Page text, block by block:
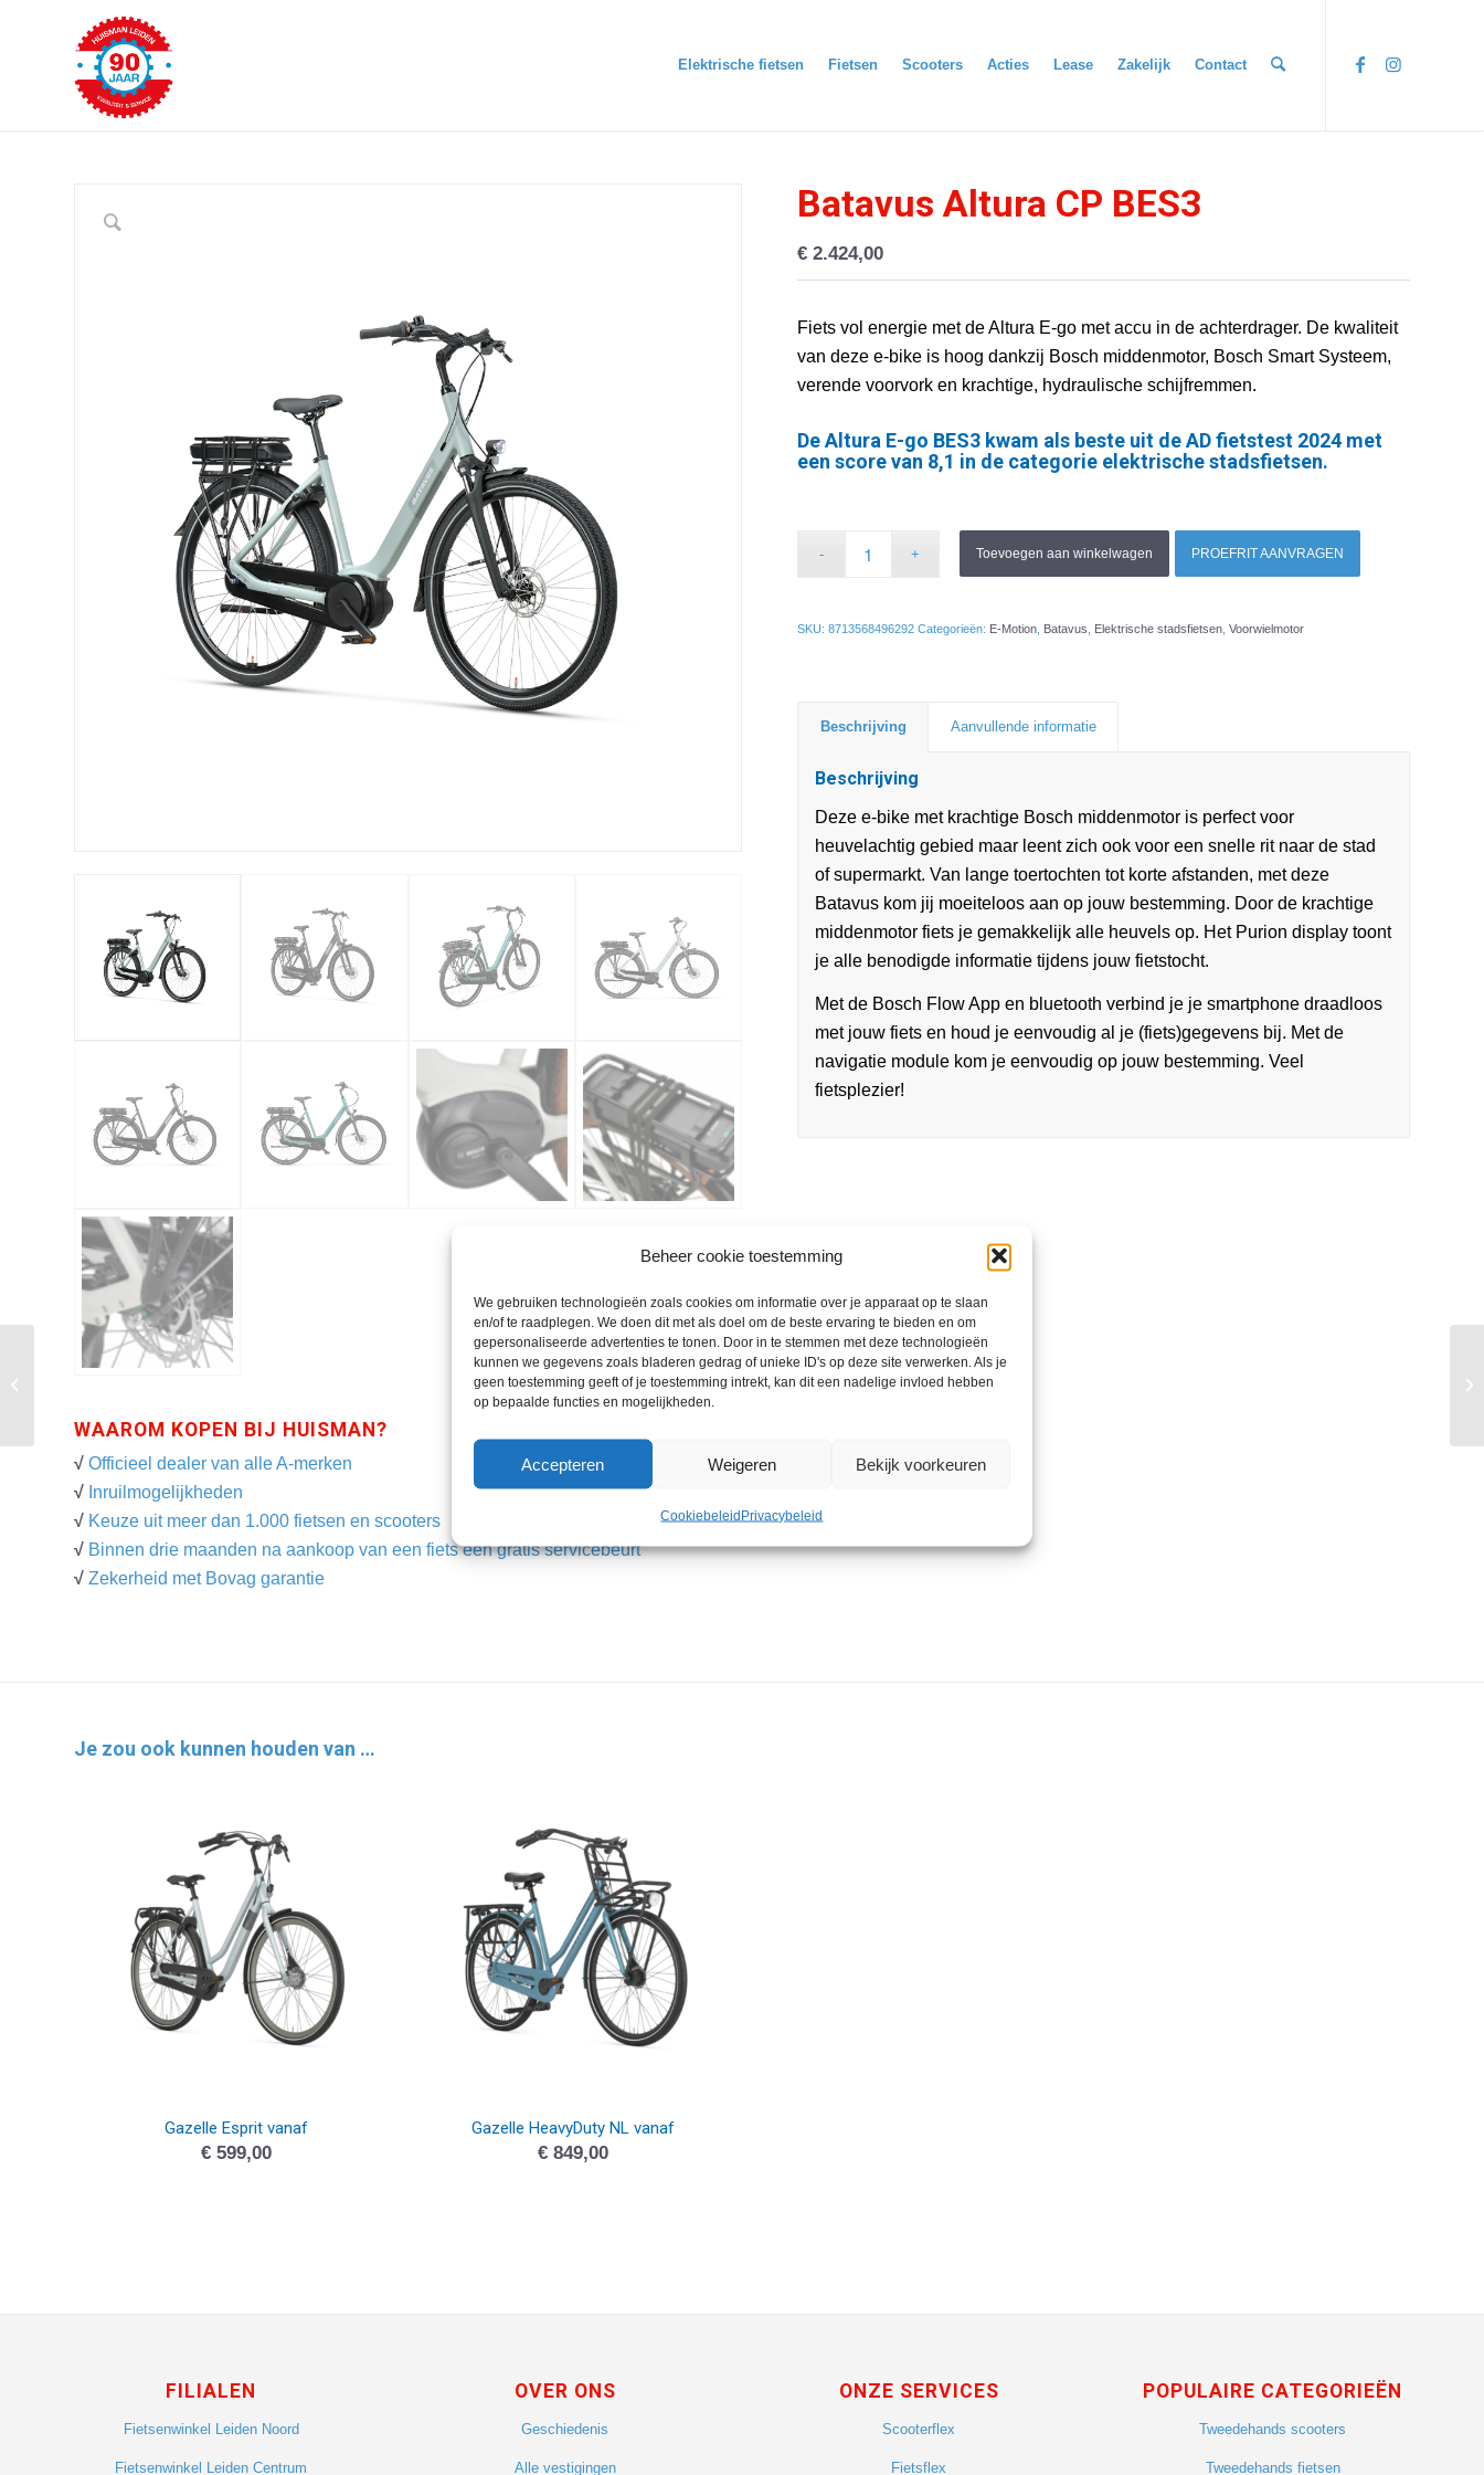
Beheer cookie toestemming
We gebruiken technologieën zoals cookies om informatie over je apparaat op te slaan
en/of te raadplegen. We doen dit met als doel om de beste ervaring te bieden en om
gepersonaliseerde advertenties te tonen. Door in te stemmen met deze technologieën
kunnen we gegevens zoals bladeren gedrag of unieke ID's op deze site verwerken. Als je
geen toestemming geeft of je toestemming intrekt, kan dit een nadelige invloed hebben
op bepaalde functies en mogelijkheden.
Accepteren Weigeren Bekijk voorkeuren
CookiebeleidPrivacybeleid
Elektrische fietsen Fietsen Scooters Acties Lease Zakelijk Contact
WAAROM KOPEN BIJ HUISMAN?
√ Officieel dealer van alle A-merken
√ Inruilmogelijkheden
√ Keuze uit meer dan 1.000 fietsen en scooters
√ Binnen drie maanden na aankoop van een fiets een gratis servicebeurt
√ Zekerheid met Bovag garantie
Batavus Altura CP BES3
€ 2.424,00
Fiets vol energie met de Altura E-go met accu in de achterdrager. De kwaliteit
van deze e-bike is hoog dankzij Bosch middenmotor, Bosch Smart Systeem,
verende voorvork en krachtige, hydraulische schijfremmen.
De Altura E-go BES3 kwam als beste uit de AD fietstest 2024 met
een score van 8,1 in de categorie elektrische stadsfietsen.
Toevoegen aan winkelwagen PROEFRIT AANVRAGEN
SKU: 8713568496292 Categorieën: E-Motion Batavus Elektrische stadsfietsen Voorwielmotor
Beschrijving Aanvullende informatie
Beschrijving
Deze e-bike met krachtige Bosch middenmotor is perfect voor
heuvelachtig gebied maar leent zich ook voor een snelle rit naar de stad
of supermarkt. Van lange toertochten tot korte afstanden, met deze
Batavus kom jij moeiteloos aan op jouw bestemming. Door de krachtige
middenmotor fiets je gemakkelijk alle heuvels op. Het Purion display toont
je alle benodigde informatie tijdens jouw fietstocht.
Met de Bosch Flow App en bluetooth verbind je je smartphone draadloos
met jouw fiets en houd je eenvoudig al je (fiets)gegevens bij. Met de
navigatie module kom je eenvoudig op jouw bestemming. Veel
fietsplezier!
Je zou ook kunnen houden van …
Gazelle Esprit vanaf
€599,00
Gazelle HeavyDuty NL vanaf
€ 849,00
FILIALEN
Fietsenwinkel Leiden Noord
Fietsenwinkel Leiden Centrum
OVER ONS
Geschiedenis
Alle vestigingen
ONZE SERVICES
Scooterflex
Fietsflex
POPULAIRE CATEGORIEËN
Tweedehands scooters
Tweedehands fietsen